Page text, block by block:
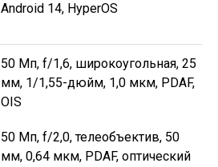
Android 14, HyperOS
50 Мп, f/1,6, широкоугольная, 25
мм, 1/1,55-дюйм, 1,0 мкм, PDAF,
OIS
50 Мп, f/2,0, телеобъектив, 50
мм, 0,64 мкм, PDAF, оптический